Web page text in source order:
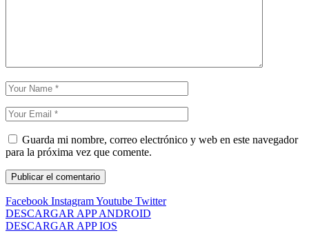
Guarda mi nombre, correo electrónico y web en este navegador
para la próxima vez que comente.
Facebook InstagramYoutube Twitter
DESCARGAR APP ANDROID
DESCARGAR APP IOS